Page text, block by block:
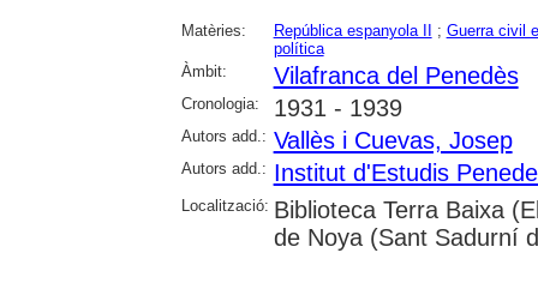
Matèries: República espanyola II ; Guerra civil
política
Àmbit:
Vilafranca del Penedès
Cronologia: 1931 - 1939
Autors add.: Vallès i Cuevas, Josep
Autors add.: Institut d'Estudis
Localització: Biblioteca Terra Baixa
de Noya (Sant Sadurní